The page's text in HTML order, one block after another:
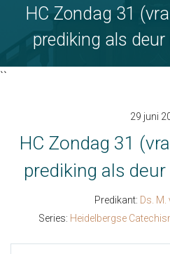
HC Zondag 31
prediking als deur
``
29 juni
HC Zondag 31
prediking als deur
Predikant: Ds. M.
Series: Heidelbergse